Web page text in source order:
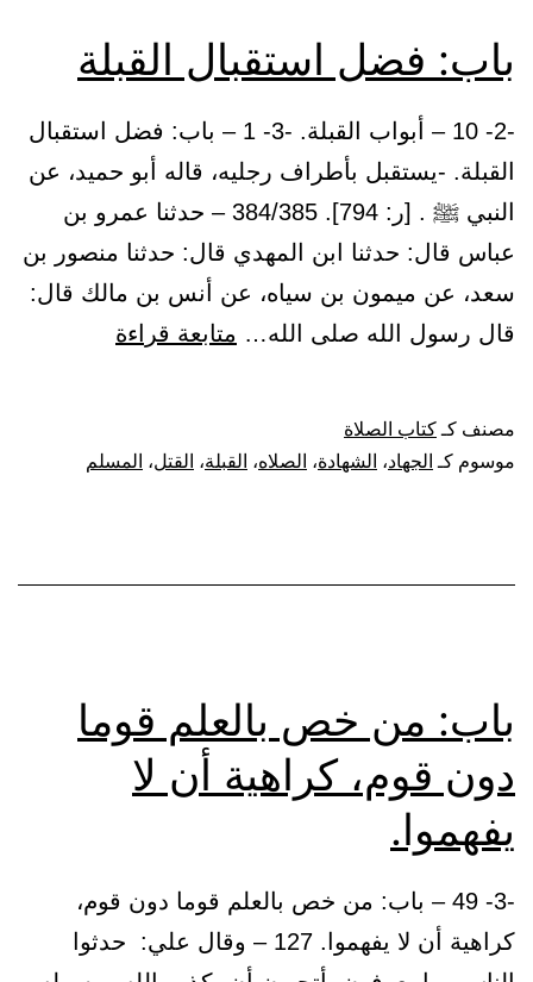
باب: فضل استقبال القبلة
-2- 10 – أبواب القبلة. -3- 1 – باب: فضل استقبال
القبلة. -يستقبل بأطراف رجليه، قاله أبو حميد، عن
النبي ﷺ . [ر: 794]. 384/385 – حدثنا عمرو بن
عباس قال: حدثنا ابن المهدي قال: حدثنا منصور بن
سعد، عن ميمون بن سياه، عن أنس بن مالك قال:
قال رسول الله صلى الله… متابعة قراءة
القبلة
مصنف كـ كتاب الصلاة
موسوم كـ الجهاد، الشهادة، الصلاه، القبلة، القتل، المسلم
باب: من خص بالعلم قوما
دون قوم، كراهية أن لا
يفهموا.
-3- 49 – باب: من خص بالعلم قوما دون قوم،
كراهية أن لا يفهموا. 127 – وقال علي: حدثوا